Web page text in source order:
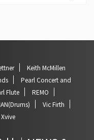
Keith McMillen
Pearl Concert and
Flute
REMO
Vic Firth
Xvive